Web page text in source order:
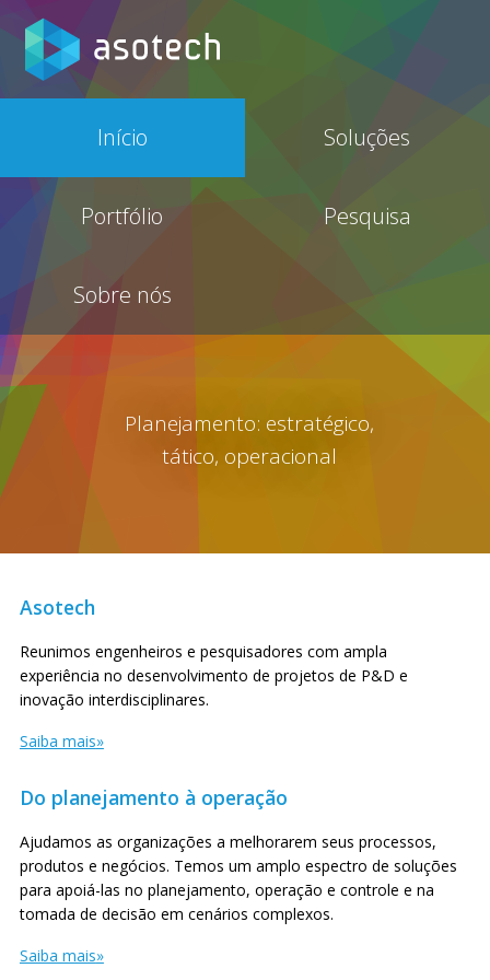
Início Soluções
Portfólio Pesquisa
Sobre nós
Planejamento: estratégico,
tático, operacional
Asotech
Reunimos engenheiros e pesquisadores com ampla
experiência no des­en­vol­vi­men­to de projetos de P&D e
inovação interdisciplinares.
Saiba mais
Do planejamento à operação
Ajudamos as organizações a melhorarem seus processos,
produtos e negócios. Temos um amplo espectro de soluções
para apoiá-las no planejamento, operação e controle e na
tomada de decisão em cenários complexos.
Saiba mais